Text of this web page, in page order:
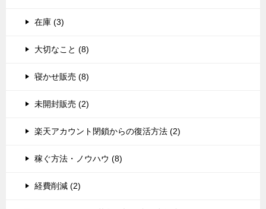
在庫 (3)
大切なこと (8)
寝かせ販売 (8)
未開封販売 (2)
楽天アカウント閉鎖からの復活方法 (2)
稼ぐ方法・ノウハウ (8)
経費削減 (2)